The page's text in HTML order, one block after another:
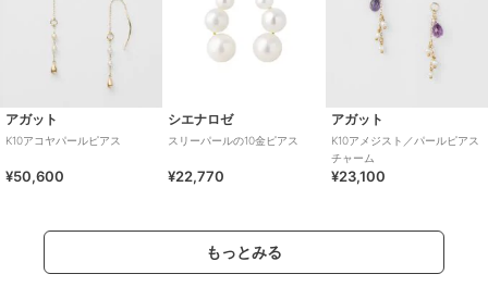
アガット
K10アコヤパールピアス
¥50,600
シエナロゼ
スリーパールの10金ピアス
¥22,770
アガット
K10アメジスト／パールピアス
チャーム
¥23,100
もっとみる